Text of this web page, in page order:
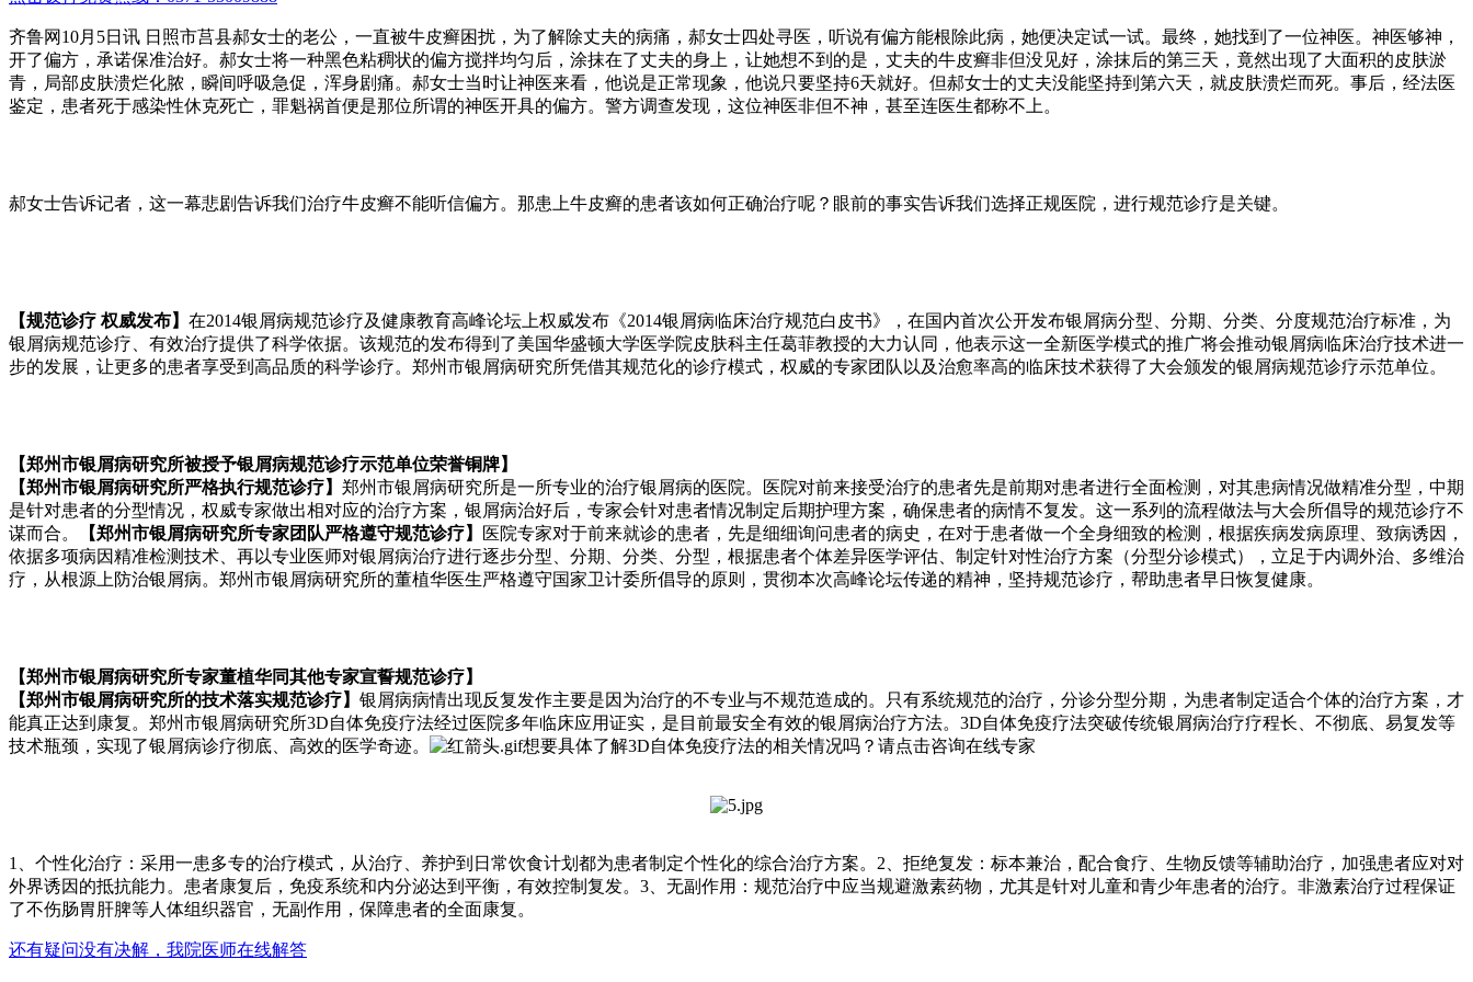
齐鲁网10月5日讯 日照市莒县郝女士的老公，一直被牛皮癣困扰，为了解除丈夫的病痛，郝女士四处寻医，听说有偏方能根除此病，她便决定试一试。最终，她找到了一位神医。神医够神，
开了偏方，承诺保准治好。郝女士将一种黑色粘稠状的偏方搅拌均匀后，涂抹在了丈夫的身上，让她想不到的是，丈夫的牛皮癣非但没见好，涂抹后的第三天，竟然出现了大面积的皮肤淤
青，局部皮肤溃烂化脓，瞬间呼吸急促，浑身剧痛。郝女士当时让神医来看，他说是正常现象，他说只要坚持6天就好。但郝女士的丈夫没能坚持到第六天，就皮肤溃烂而死。事后，经法医
鉴定，患者死于感染性休克死亡，罪魁祸首便是那位所谓的神医开具的偏方。警方调查发现，这位神医非但不神，甚至连医生都称不上。
郝女士告诉记者，这一幕悲剧告诉我们治疗牛皮癣不能听信偏方。那患上牛皮癣的患者该如何正确治疗呢？眼前的事实告诉我们选择正规医院，进行规范诊疗是关键。
【规范诊疗 权威发布】 在2014银屑病规范诊疗及健康教育高峰论坛上权威发布《2014银屑病临床治疗规范白皮书》，在国内首次公开发布银屑病分型、分期、分类、分度规范治疗标准，为
银屑病规范诊疗、有效治疗提供了科学依据。该规范的发布得到了美国华盛顿大学医学院皮肤科主任葛菲教授的大力认同，他表示这一全新医学模式的推广将会推动银屑病临床治疗技术进一
步的发展，让更多的患者享受到高品质的科学诊疗。郑州市银屑病研究所凭借其规范化的诊疗模式，权威的专家团队以及治愈率高的临床技术获得了大会颁发的银屑病规范诊疗示范单位。
【郑州市银屑病研究所被授予银屑病规范诊疗示范单位荣誉铜牌】
【郑州市银屑病研究所严格执行规范诊疗】 郑州市银屑病研究所是一所专业的治疗银屑病的医院。医院对前来接受治疗的患者先是前期对患者进行全面检测，对其患病情况做精准分型，中期
是针对患者的分型情况，权威专家做出相对应的治疗方案，银屑病治好后，专家会针对患者情况制定后期护理方案，确保患者的病情不复发。这一系列的流程做法与大会所倡导的规范诊疗不
谋而合。
【郑州市银屑病研究所专家团队严格遵守规范诊疗】
医院专家对于前来就诊的患者，先是细细询问患者的病史，在对于患者做一个全身细致的检测，根据疾病发病原理、致病诱因，
依据多项病因精准检测技术、再以专业医师对银屑病治疗进行逐步分型、分期、分类、分型，根据患者个体差异医学评估、制定针对性治疗方案（分型分诊模式），立足于内调外治、多维治
疗，从根源上防治银屑病。郑州市银屑病研究所的董植华医生严格遵守国家卫计委所倡导的原则，贯彻本次高峰论坛传递的精神，坚持规范诊疗，帮助患者早日恢复健康。
【郑州市银屑病研究所专家董植华同其他专家宣誓规范诊疗】
【郑州市银屑病研究所的技术落实规范诊疗】 银屑病病情出现反复发作主要是因为治疗的不专业与不规范造成的。只有系统规范的治疗，分诊分型分期，为患者制定适合个体的治疗方案，才
能真正达到康复。郑州市银屑病研究所3D自体免疫疗法经过医院多年临床应用证实，是目前最安全有效的银屑病治疗方法。3D自体免疫疗法突破传统银屑病治疗疗程长、不彻底、易复发等
技术瓶颈，实现了银屑病诊疗彻底、高效的医学奇迹。
想要具体了解3D自体免疫疗法的相关情况吗？请点击咨询在线专家
1、个性化治疗：采用一患多专的治疗模式，从治疗、养护到日常饮食计划都为患者制定个性化的综合治疗方案。2、拒绝复发：标本兼治，配合食疗、生物反馈等辅助治疗，加强患者应对对
外界诱因的抵抗能力。患者康复后，免疫系统和内分泌达到平衡，有效控制复发。3、无副作用：规范治疗中应当规避激素药物，尤其是针对儿童和青少年患者的治疗。非激素治疗过程保证
了不伤肠胃肝脾等人体组织器官，无副作用，保障患者的全面康复。
还有疑问没有决解，我院医师在线解答